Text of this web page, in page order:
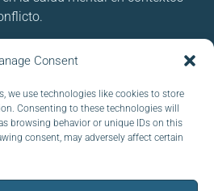
Consent
we use technologies like cookies to store
Consenting to these technologies will
browsing behavior or unique IDs on this
consent, may adversely affect certain
sitio, acepta las cookies.